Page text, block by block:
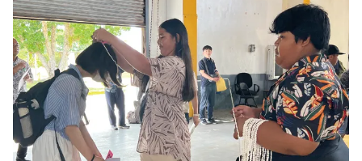
シャトルバススケジュール
グアム旅情報集めはここから
日本から一番近いアメリカ🇺🇸！
ブログを読む